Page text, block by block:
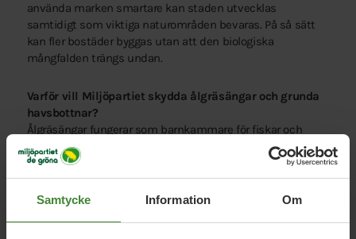
Samtycke Information Om
använda marken smartare kan staden utvecklas
samtidigt som viktiga naturområden bevaras. På så sätt
kan fler bostäder byggas utan att den biologiska
mångfalden trängs undan.
Varför vill Miljöpartiet skydda ålgräsängar och grunda
havsbottnar?
Ålgräsängar fungerar som barnkammare för fiskar och
andra marina arter. De binder också kol och bidrar till
friskare havsmiljöer. När dessa miljöer förstörs försvagas
hela ekosystem och många arter riskerar att försvinna.